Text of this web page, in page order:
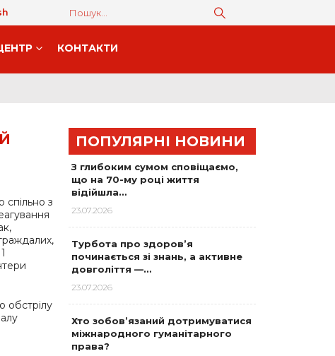
КОНТАКТИ
спільно з
обстрілу
ПОПУЛЯРНІ НОВИНИ
З глибоким сумом сповіщаємо,
що на 70-му році життя
відійшла…
23.07.2026
Турбота про здоров’я
починається зі знань, а активне
довголіття —…
23.07.2026
Хто зобов’язаний дотримуватися
міжнародного гуманітарного
права?